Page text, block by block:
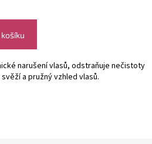
narušení vlasů, odstraňuje nečistoty
a pružný vzhled vlasů.